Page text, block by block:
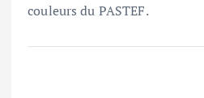
couleurs du PASTEF.